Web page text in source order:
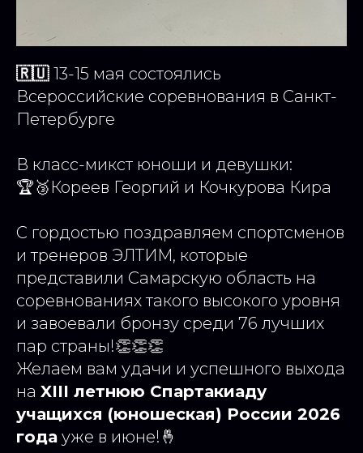
🇷🇺 13-15 мая состоялись
Всероссийские соревнования в Санкт-
Петербурге
В класс-микст юноши и девушки:
🏆🥉Кореев Георгий и Кочкурова Кира
С гордостью поздравляем спортсменов
и тренеров ЭЛТИМ, которые
представили Самарскую область на
соревнованиях такого высокого уровня
и завоевали бронзу среди 76 лучших
пар страны!👏👏👏
Желаем вам удачи и успешного выхода
на XIII летнюю Спартакиаду
учащихся (юношеская) России 2026
года уже в июне!🤞